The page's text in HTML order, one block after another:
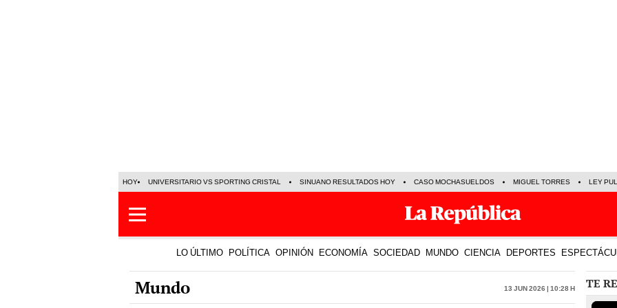
HOY UNIVERSITARIO VS SPORTING CRISTAL SINUANO RESULTADOS HOY CASO MOCHASUELDOS MIGUEL TORRES LEY
LO ÚLTIMO POLÍTICA OPINIÓN ECONOMÍA SOCIEDAD MUNDO CIENCIA DEPORTES
Mundo 13 Jun 2026 | 10:28 h TE